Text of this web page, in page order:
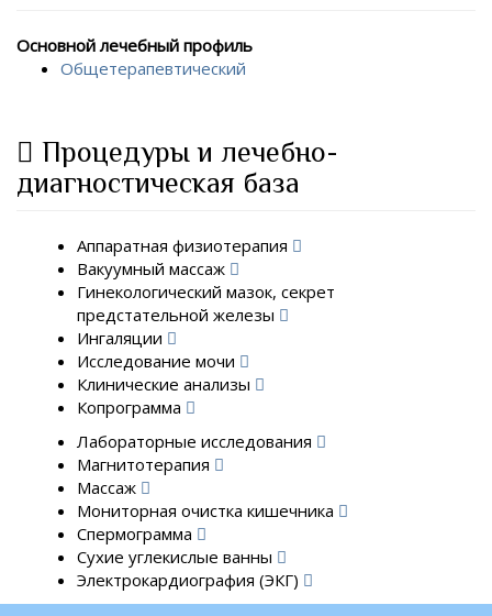
Основной лечебный профиль
Общетерапевтический
Процедуры и лечебно-
диагностическая база
Аппаратная физиотерапия
Вакуумный массаж
Гинекологический мазок, секрет
предстательной железы
Ингаляции
Исследование мочи
Клинические анализы
Копрограмма
Лабораторные исследования
Магнитотерапия
Массаж
Мониторная очистка кишечника
Спермограмма
Сухие углекислые ванны
Электрокардиография (ЭКГ)